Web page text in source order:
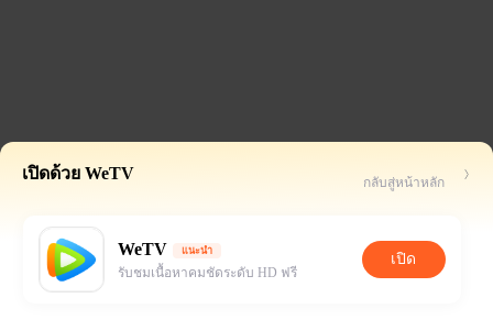
เปิดด้วย WeTV กลับสู่หน้าหลัก
WeTV แนะนำ
รับชมเนื้อหาคมชัดระดับ HD ฟรี
เปิด